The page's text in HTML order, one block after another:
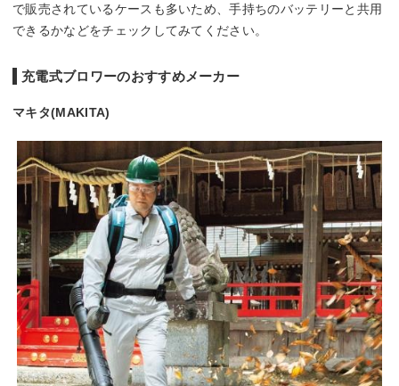
で販売されているケースも多いため、手持ちのバッテリーと共用
できるかなどをチェックしてみてください。
充電式ブロワーのおすすめメーカー
マキタ(MAKITA)